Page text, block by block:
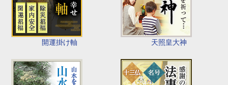
開運掛け軸 天照皇大神